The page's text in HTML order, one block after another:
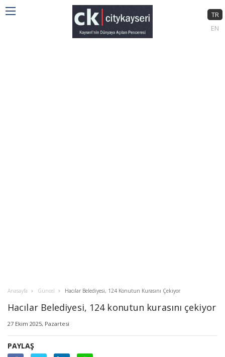
TR
EN
Anasayfa Güncel Hacılar Belediyesi, 124 Konutun Kurasını Çekiyor
Hacılar Belediyesi, 124 konutun kurasını çekiyor
27 Ekim 2025, Pazartesi
PAYLAŞ